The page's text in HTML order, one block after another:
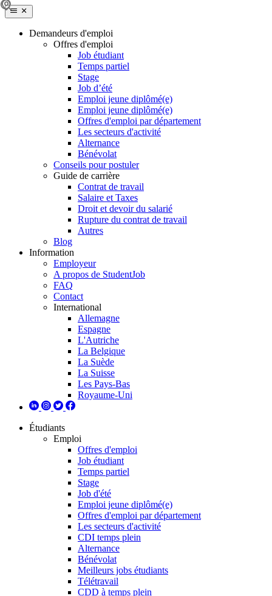
Demandeurs d'emploi
Offres d'emploi
Job étudiant
Temps partiel
Stage
Job d’été
Emploi jeune diplômé(e)
Emploi jeune diplômé(e)
Offres d'emploi par département
Les secteurs d'activité
Alternance
Bénévolat
Conseils pour postuler
Guide de carrière
Contrat de travail
Salaire et Taxes
Droit et devoir du salarié
Rupture du contrat de travail
Autres
Blog
Information
Employeur
A propos de StudentJob
FAQ
Contact
International
Allemagne
Espagne
L'Autriche
La Belgique
La Suède
La Suisse
Les Pays-Bas
Royaume-Uni
Étudiants
Emploi
Offres d'emploi
Job étudiant
Temps partiel
Stage
Job d'été
Emploi jeune diplômé(e)
Offres d'emploi par département
Les secteurs d'activité
CDI temps plein
Alternance
Bénévolat
Meilleurs jobs étudiants
Télétravail
CDD à temps plein